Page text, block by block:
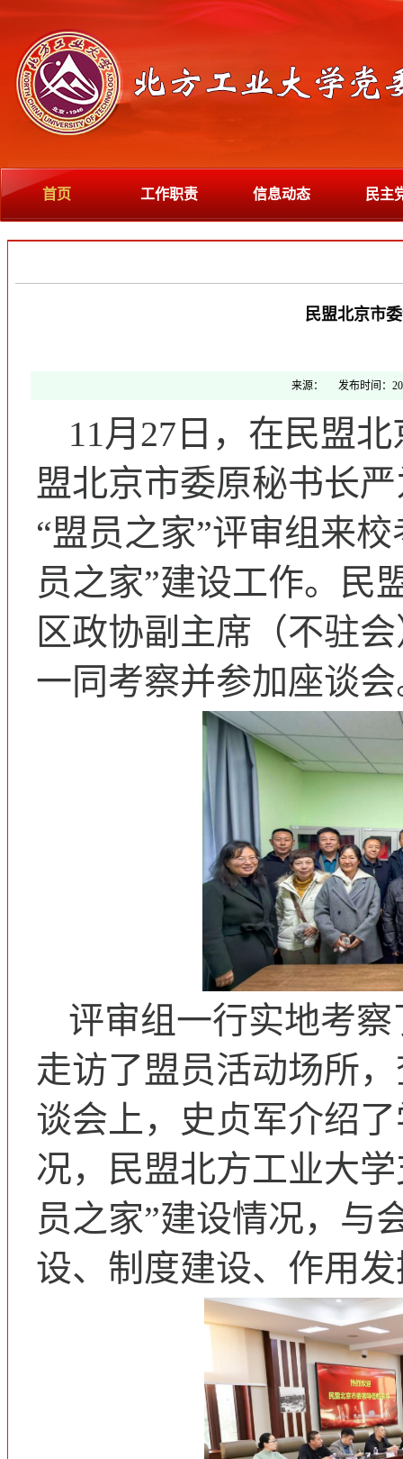
首页 工作职责 信息动态 民主
民盟北京市
来源： 发布时间：
11月27日，在民盟
盟北京市委原秘书长
“盟员之家”评审组来
员之家”建设工作。民
区政协副主席（不驻
一同考察并参加座谈
评审组一行实地考
走访了盟员活动场所
谈会上，史贞军介绍
况，民盟北方工业大
员之家”建设情况，与
设、制度建设、作用